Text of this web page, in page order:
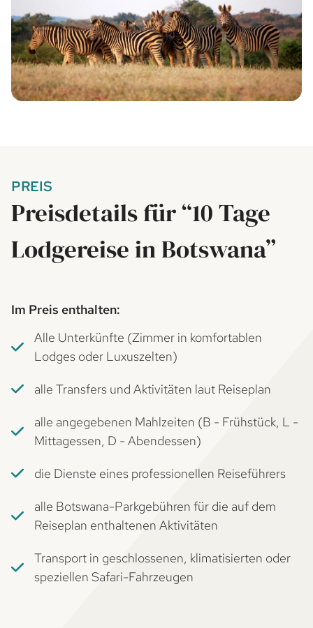
PREIS
Preisdetails für “10 Tage
Lodgereise in Botswana”
Im Preis enthalten:
Alle Unterkünfte (Zimmer in komfortablen
Lodges oder Luxuszelten)
alle Transfers und Aktivitäten laut Reiseplan
alle angegebenen Mahlzeiten (B - Frühstück, L -
Mittagessen, D - Abendessen)
die Dienste eines professionellen Reiseführers
alle Botswana-Parkgebühren für die auf dem
Reiseplan enthaltenen Aktivitäten
Transport in geschlossenen, klimatisierten oder
speziellen Safari-Fahrzeugen